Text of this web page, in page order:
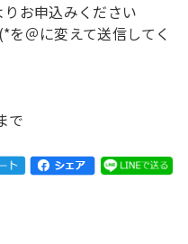
りお申込みください
＠に変えて送信してく
で